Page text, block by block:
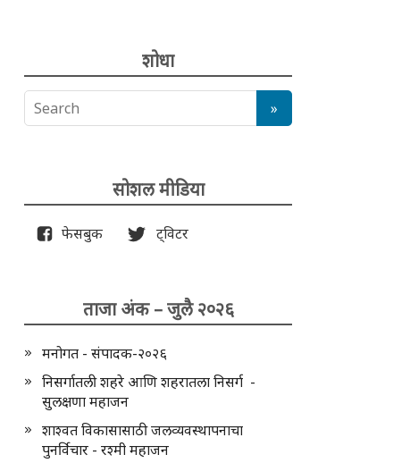
शोधा
सोशल मीडिया
फेसबुक ट्विटर
ताजा अंक – जुलै २०२६
मनोगत - संपादक-२०२६
निसर्गातली शहरे आणि शहरातला निसर्ग -
सुलक्षणा महाजन
शाश्वत विकासासाठी जलव्यवस्थापनाचा
पुनर्विचार - रश्मी महाजन